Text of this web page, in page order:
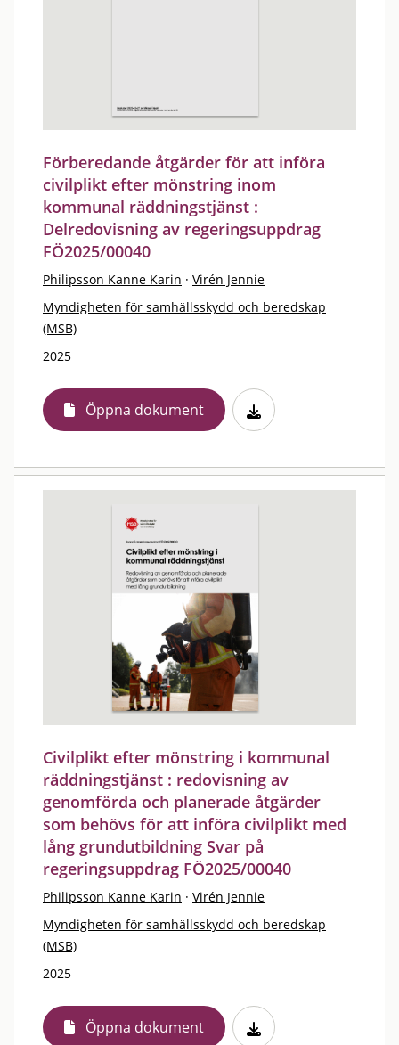
Förberedande åtgärder för att införa
civilplikt efter mönstring inom
kommunal räddningstjänst :
Delredovisning av regeringsuppdrag
FÖ2025/00040
Philipsson Kanne Karin · Virén Jennie
Myndigheten för samhällsskydd och beredskap
(MSB)
2025
Öppna dokument
Civilplikt efter mönstring i kommunal
räddningstjänst : redovisning av
genomförda och planerade åtgärder
som behövs för att införa civilplikt med
lång grundutbildning Svar på
regeringsuppdrag FÖ2025/00040
Philipsson Kanne Karin · Virén Jennie
Myndigheten för samhällsskydd och beredskap
(MSB)
2025
Öppna dokument